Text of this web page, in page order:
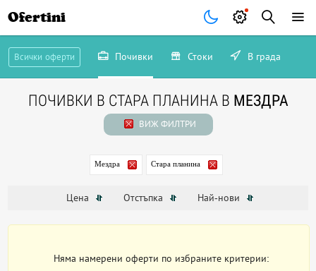
Ofertini
Всички оферти Почивки Стоки В града
ПОЧИВКИ В СТАРА ПЛАНИНА В МЕЗДРА
ВИЖ ФИЛТРИ
Мездра Стара планина
Цена Отстъпка Най-нови
Няма намерени оферти по избраните критерии: